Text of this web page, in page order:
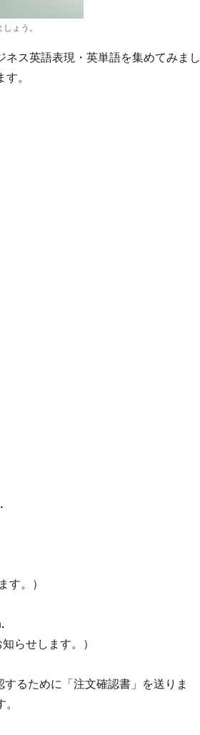
ょう。
ス英語表現・英単語を集めてみまし
。
す。）
らせします。）
るために「注文確認書」を送りま